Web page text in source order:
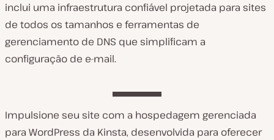
inclui uma infraestrutura confiável projetada para sites
de todos os tamanhos e ferramentas de
gerenciamento de DNS que simplificam a
configuração de e-mail.
Impulsione seu site com a hospedagem gerenciada
para WordPress da Kinsta, desenvolvida para oferecer